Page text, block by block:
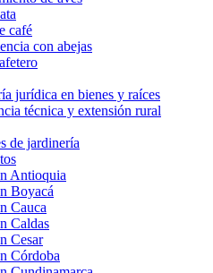
café
con abejas
jurídica en bienes y raíces
técnica y extensión rural
de jardinería
Antioquia
Boyacá
Cauca
Caldas
Cesar
Córdoba